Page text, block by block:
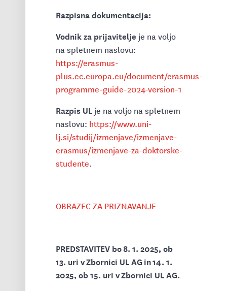
Razpisna dokumentacija:
Vodnik za prijavitelje je na voljo
na spletnem naslovu:
https://erasmus-
plus.ec.europa.eu/document/erasmus-
programme-guide-2024-version-1
Razpis UL je na voljo na spletnem
naslovu: https://www.uni-
lj.si/studij/izmenjave/izmenjave-
erasmus/izmenjave-za-doktorske-
studente.
OBRAZEC ZA PRIZNAVANJE
PREDSTAVITEV bo 8. 1. 2025, ob
13. uri v Zbornici UL AG in 14. 1.
2025, ob 15. uri v Zbornici UL AG.